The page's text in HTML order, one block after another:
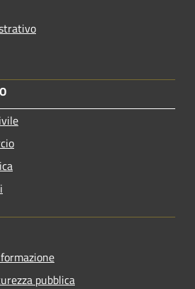
pubblica